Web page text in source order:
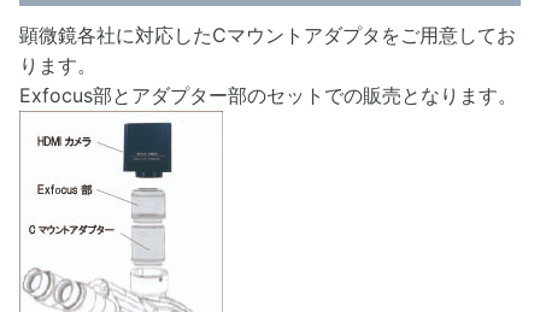
顕微鏡各社に対応したCマウントアダプタをご用意してお
ります。
Exfocus部とアダプター部のセットでの販売となります。